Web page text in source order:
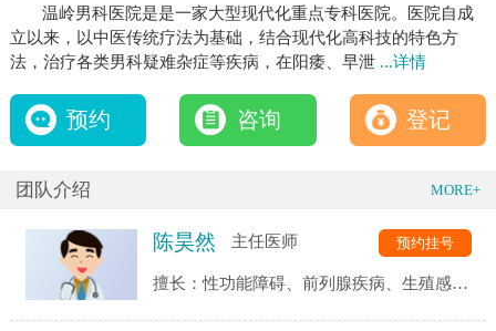
温岭男科医院是是一家大型现代化重点专科医院。医院自成
立以来，以中医传统疗法为基础，结合现代化高科技的特色方
法，治疗各类男科疑难杂症等疾病，在阳痿、早泄 ...详情
预约 咨询 登记
团队介绍 MORE+
陈昊然 主任医师
擅长：性功能障碍、前列腺疾病、生殖感
预约挂号